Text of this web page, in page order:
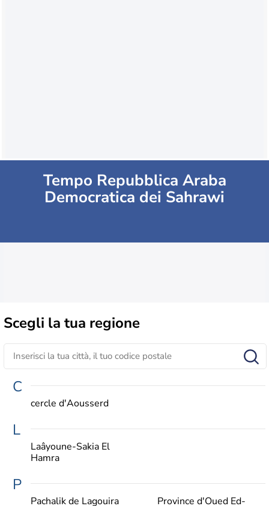
Tempo Repubblica Araba
Democratica dei Sahrawi
Scegli la tua regione
C
cercle d'Aousserd
L
Laâyoune-Sakia El
Hamra
P
Pachalik de Lagouira
Province d'Oued Ed-